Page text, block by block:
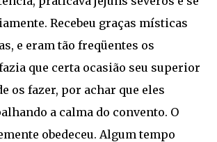
Recebeu graças místicas
e eram tão freqüentes os
que certa ocasião seu superior
os fazer, por achar que eles
a calma do convento. O
obedeceu. Algum tempo